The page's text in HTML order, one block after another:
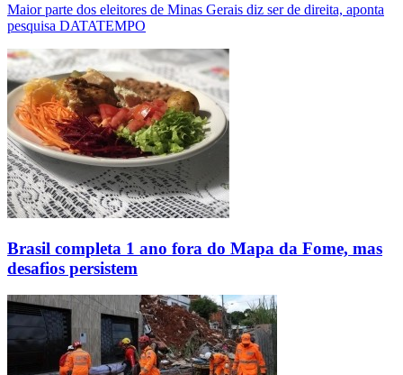
Maior parte dos eleitores de Minas Gerais diz ser de direita, aponta
pesquisa DATATEMPO
Brasil completa 1 ano fora do Mapa da Fome, mas
desafios persistem